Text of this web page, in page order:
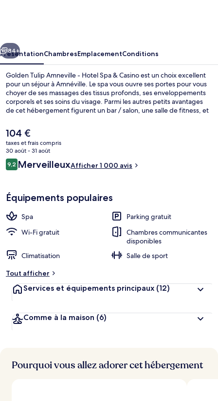
Hotel
Spa
&
Casino
Suivant
84+
PrésentationChambresEmplacementConditions
Golden Tulip Amneville - Hotel Spa & Casino est un choix excellent
pour un séjour à Amnéville. Le spa vous ouvre ses portes pour vous
choyer de ses massages des tissus profonds, ses enveloppements
corporels et ses soins du visage. Parmi les autres petits avantages
de cet hébergement figurent un bar / salon, une salle de fitness, et
concerne le personnel attentionné.
Le
prix
actuel
est
de
104 €
taxes et frais compris
30 août - 31 août
Avis
voyageurs
9,29,2 sur 10
MerveilleuxAfficher 1 000 avis
Équipements populaires
Spa
Parking gratuit
Wi-Fi gratuit
Chambres communicantes
disponibles
Climatisation
Salle de sport
Tout afficher
Services et équipements principaux (12)
Comme à la maison (6)
Pourquoi vous allez adorer cet hébergement